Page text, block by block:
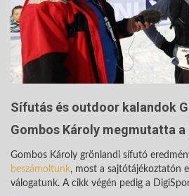
Sífutás és outdoor kalandok
Gombos Károly megmutatta
Gombos Károly grönlandi sífutó
beszámoltunk, most a sajtótájékoztatón
válogatunk. A cikk végén pedig a